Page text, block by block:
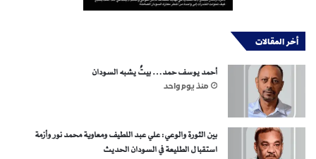
أخر المقالات
أحمد يوسف حمد… بيتٌ يشبه السودان
منذ يوم واحد
بين الثورة والوعي: علي عبد اللطيف ومعاوية محمد نور وأزمة
استقبال الطليعة في السودان الحديث